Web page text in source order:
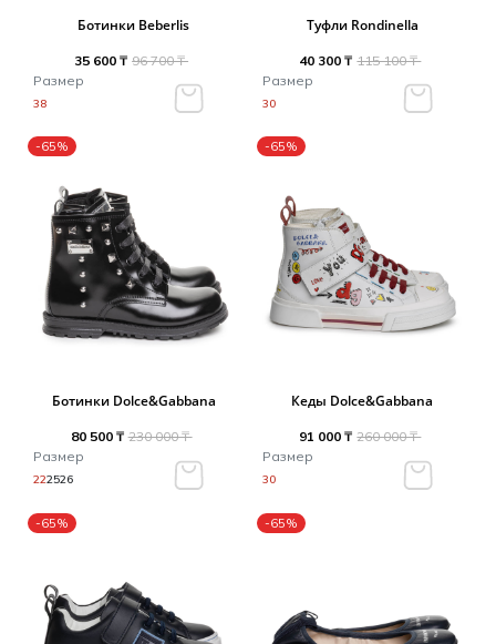
Ботинки Beberlis
35 600 ₸ 96 700 ₸
Размер
38
Туфли Rondinella
40 300 ₸ 115 100 ₸
Размер
30
-65%
Ботинки Dolce&Gabbana
80 500 ₸ 230 000 ₸
Размер
222526
-65%
Кеды Dolce&Gabbana
91 000 ₸ 260 000 ₸
Размер
30
-65% -65%